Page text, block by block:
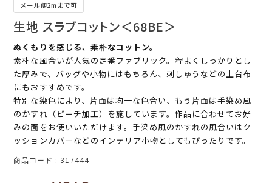
メール便2mまで可
生地 スラブコットン＜68BE＞
ぬくもりを感じる、素朴なコットン。
素朴な風合いが人気の定番ファブリック。程よくしっかりとし
た厚みで、バッグや小物にはもちろん、刺しゅうなどの土台布
にもおすすめです。
特別な染色により、片面は均一な色合い、もう片面は手染め風
のかすれ（ピーチ加工）を施しています。作品に合わせてお好
みの面をお使いいただけます。手染め風のかすれの風合いはク
ッションカバーなどのインテリア小物としてもぴったりです。
商品コード 317444